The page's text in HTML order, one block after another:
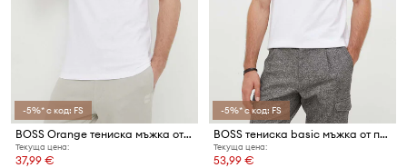
-5%* с код: FS
BOSS Orange тениска мъжка от памук Tales
Текуща цена:
37,99 €
-5%* с код: FS
BOSS тениска basic мъжка от памук Thompson 04
Текуща цена:
53,99 €